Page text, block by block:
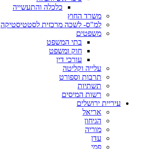
כלכלה והתעשייה
משרד החוץ
למ"ס- לשכה מרכזית לסטטיסטיקה
משפטים
בתי המשפט
חוק ומשפט
עורכי דין
עלייה וקליטה
תרבות וספורט
תשתיות
רשות המיסים
עיריית ירושלים
אריאל
הגיחון
מוריה
עדן
פמי